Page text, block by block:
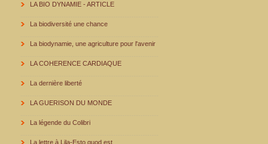
LA BIO DYNAMIE - ARTICLE
La biodiversité une chance
La biodynamie, une agriculture pour l'avenir
LA COHERENCE CARDIAQUE
La dernière liberté
LA GUERISON DU MONDE
La légende du Colibri
La lettre à Lila-Esto quod est